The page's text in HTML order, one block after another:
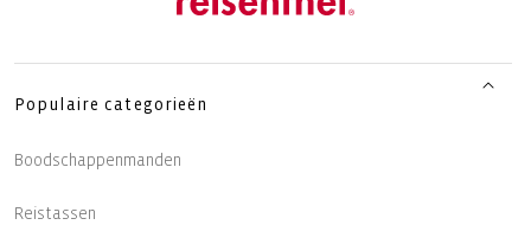
Populaire categorieën
Boodschappenmanden
Reistassen